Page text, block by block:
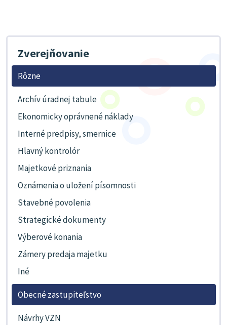
Zverejňovanie
Rôzne
Archív úradnej tabule
Ekonomicky oprávnené náklady
Interné predpisy, smernice
Hlavný kontrolór
Majetkové priznania
Oznámenia o uložení písomnosti
Stavebné povolenia
Strategické dokumenty
Výberové konania
Zámery predaja majetku
Iné
Obecné zastupiteľstvo
Návrhy VZN